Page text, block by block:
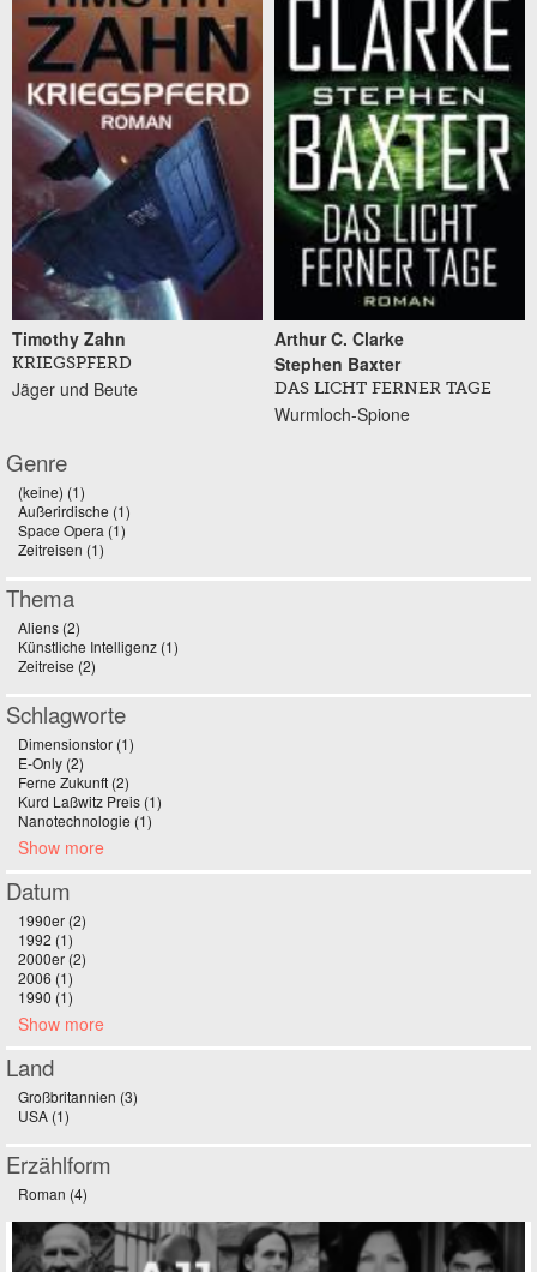
Timothy Zahn
KRIEGSPFERD
Jäger und Beute
Arthur C. Clarke
Stephen Baxter
DAS LICHT FERNER TAGE
Wurmloch-Spione
Genre
(keine) (1)
Außerirdische (1)
Space Opera (1)
Zeitreisen (1)
Thema
Aliens (2)
Künstliche Intelligenz (1)
Zeitreise (2)
Schlagworte
Dimensionstor (1)
E-Only (2)
Ferne Zukunft (2)
Kurd Laßwitz Preis (1)
Nanotechnologie (1)
Show more
Datum
1990er (2)
1992 (1)
2000er (2)
2006 (1)
1990 (1)
Show more
Land
Großbritannien (3)
USA (1)
Erzählform
Roman (4)